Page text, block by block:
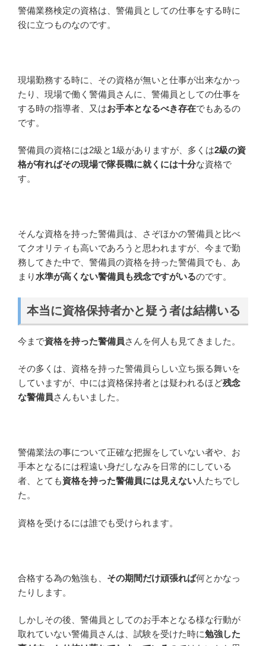
警備業務検定の資格は、警備員としての仕事をする時に
役に立つものなのです。
現場勤務する時に、その資格が無いと仕事が出来なかっ
たり、現場で働く警備員さんに、警備員としての仕事を
する時の指導者、又はお手本となるべき存在でもあるの
です。
警備員の資格には2級と1級がありますが、多くは2級の資
格が有ればその現場で隊長職に就くには十分な資格で
す。
そんな資格を持った警備員は、さぞほかの警備員と比べ
てクオリティも高いであろうと思われますが、今まで勤
務してきた中で、警備員の資格を持った警備員でも、あ
まり 水準が高くない警備員も残念ですがいるのです。
本当に資格保持者かと疑う者は結構いる
今まで資格を持った警備員さんを何人も見てきました。
その多くは、資格を持った警備員らしい立ち振る舞いを
していますが、中には資格保持者とは疑われるほど残念
な警備員さんもいました。
警備業法の事について正確な把握をしていない者や、お
手本となるには程遠い身だしなみを日常的にしている
者、とても資格を持った警備員には見えない人たちでし
た。
資格を受けるには誰でも受けられます。
合格する為の勉強も、 その期間だけ頑張れば何とかなっ
たりします。
しかしその後、警備員としてのお手本となる様な行動が
取れていない警備員さんは、試験を受けた時に勉強した